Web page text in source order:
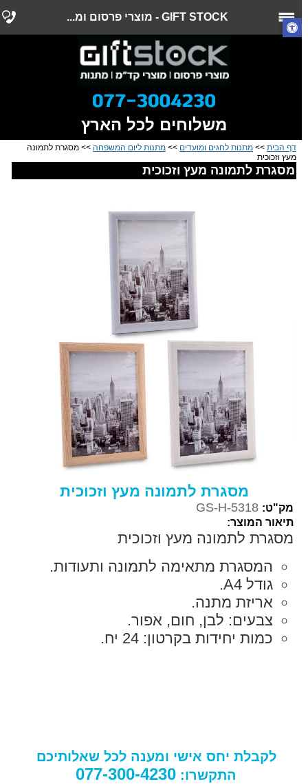
GIFT STOCK - מוצרי פרסום ומ...
משלוחים לכל הארץ
דף הבית>>מתנות לחגים ומועדים>>מתנות ליום המשפחה>> מסגרת לתמונה
מעץ וזכוכית
מסגרת לתמונה מעץ וזכוכית
מסגרת לתמונה מעץ וזכוכית
מק"ט: GS-H-5318
תיאור המוצר:
מסגרת לתמונה מעץ וזכוכית
המסגרת מתאימה לתמונה ותעודות.
גודל A4.
אריזת מתנה.
צבעים: לבן, חום,אפור.
כמות יחידות בקרטון: 24 יח.
לקבלת יחס אישי ומענה לכל שאלותיכם
התקשרו:077-300-4230